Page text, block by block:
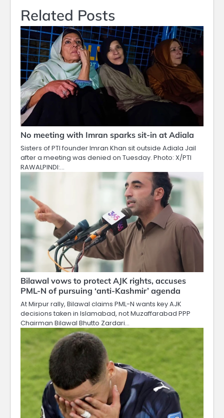
Related Posts
No meeting with Imran sparks sit-in at Adiala
Sisters of PTI founder Imran Khan sit outside Adiala Jail
after a meeting was denied on Tuesday. Photo: X/PTI
RAWALPINDI:…
Bilawal vows to protect AJK rights, accuses
PML-N of pursuing ‘anti-Kashmir’ agenda
At Mirpur rally, Bilawal claims PML-N wants key AJK
decisions taken in Islamabad, not Muzaffarabad PPP
Chairman Bilawal Bhutto Zardari…